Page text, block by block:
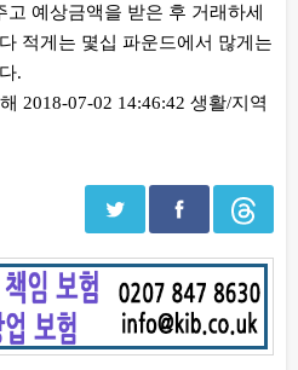
예상금액을 받은 후 거래하세
적게는 몇십 파운드에서 많게는
.
2018-07-02 14:46:42 생활/지역